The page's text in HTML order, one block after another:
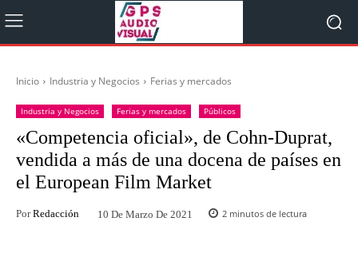
Inicio Industria y Negocios Ferias y mercados
Industria y Negocios Ferias y mercados Públicos
«Competencia oficial», de Cohn-Duprat,
vendida a más de una docena de países en
el European Film Market
Por Redacción 10 De Marzo De 2021 2 minutos de lectura